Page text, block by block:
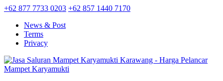
+62 877 7733 0203 +62 857 1440 7170
News & Post
Terms
Privacy